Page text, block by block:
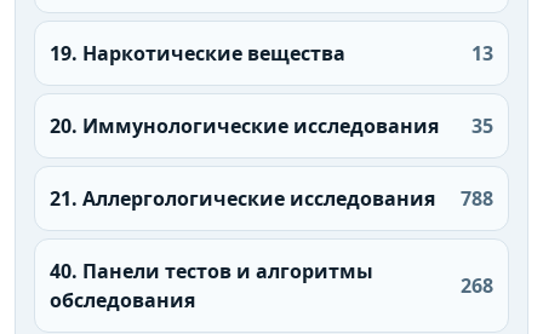
19. Наркотические вещества 13
20. Иммунологические исследования 35
21. Аллергологические исследования 788
40. Панели тестов и алгоритмы
обследования
268